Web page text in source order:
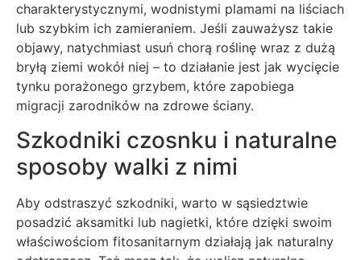
charakterystycznymi, wodnistymi plamami na liściach
lub szybkim ich zamieraniem. Jeśli zauważysz takie
objawy, natychmiast usuń chorą roślinę wraz z dużą
bryłą ziemi wokół niej – to działanie jest jak wycięcie
tynku porażonego grzybem, które zapobiega
migracji zarodników na zdrowe ściany.
Szkodniki czosnku i naturalne
sposoby walki z nimi
Aby odstraszyć szkodniki, warto w sąsiedztwie
posadzić aksamitki lub nagietki, które dzięki swoim
właściwościom fitosanitarnym działają jak naturalny